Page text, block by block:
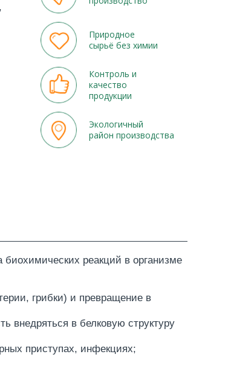
Природное
сырьё без химии
Контроль и
качество
продукции
Экологичный
район производства
реакций в организме
грибки) и превращение в
внедряться в белковую структуру
приступах, инфекциях;